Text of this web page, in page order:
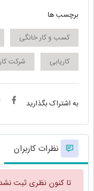
برچسب ها
کسب و کار خانگی
کاریابی
شرکت
به اشتراک بگذارید
نظرات کاربران
تا کنون نظری ثبت